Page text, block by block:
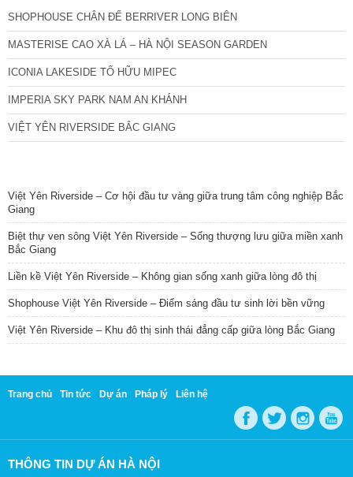
SHOPHOUSE CHÂN ĐẾ BERRIVER LONG BIÊN
MASTERISE CAO XÀ LÁ – HÀ NỘI SEASON GARDEN
ICONIA LAKESIDE TỐ HỮU MIPEC
IMPERIA SKY PARK NAM AN KHÁNH
VIỆT YÊN RIVERSIDE BẮC GIANG
Việt Yên Riverside – Cơ hội đầu tư vàng giữa trung tâm công nghiệp Bắc
Giang
Biệt thự ven sông Việt Yên Riverside – Sống thượng lưu giữa miền xanh
Bắc Giang
Liền kề Việt Yên Riverside – Không gian sống xanh giữa lòng đô thị
Shophouse Việt Yên Riverside – Điểm sáng đầu tư sinh lời bền vững
Việt Yên Riverside – Khu đô thị sinh thái đẳng cấp giữa lòng Bắc Giang
Trang chủ Tin tức Dự án Pháp lý Liên hệ
THÔNG TIN DỰ ÁN HÀ NỘI